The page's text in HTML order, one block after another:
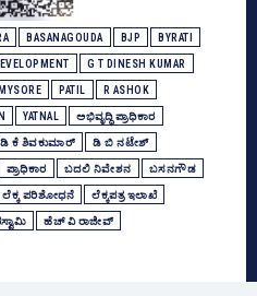
BASANAGOUDA BJP BYRATI
G T DINESH KUMAR
MYSORE PATIL R ASHOK
YATNAL ಅಭಿವೃದ್ಧಿ ಪ್ರಾಧಿಕಾರ
ಡಿ ಕೆ ಶಿವಕುಮಾರ್ ಡಿ ಬಿ ನಟೇಶ್
ಪ್ರಾಧಿಕಾರ ಬದಲಿ ನಿವೇಶನ ಬಸನಗೌಡ
ಲೆಕ್ಕ ಪರಿಶೋಧನೆ ಲೆಕ್ಕಪತ್ರ ಇಲಾಖೆ
ಹೆಚ್‌ ವಿ ರಾಜೀವ್‌